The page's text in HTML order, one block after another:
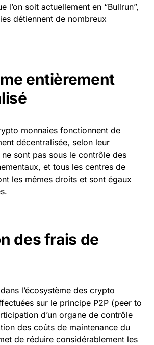
l’on soit actuellement en “Bullrun”,
détiennent de nombreux
entièrement
monnaies fonctionnent de
décentralisée, selon leur
sont pas sous le contrôle des
et tous les centres de
les mêmes droits et sont égaux
des frais de
l’écosystème des crypto
sur le principe P2P (peer to
d’un organe de contrôle
des coûts de maintenance du
de réduire considérablement les